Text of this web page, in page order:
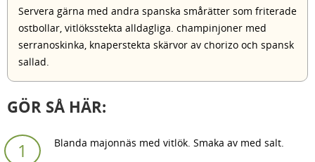
Servera gärna med andra spanska smårätter som friterade
ostbollar, vitlöksstekta alldagliga. champinjoner med
serranoskinka, knaperstekta skärvor av chorizo och spansk
sallad.
GÖR SÅ HÄR:
Blanda majonnäs med vitlök. Smaka av med salt.